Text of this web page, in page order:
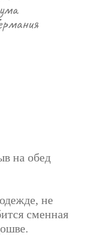
на обед
не
сменная